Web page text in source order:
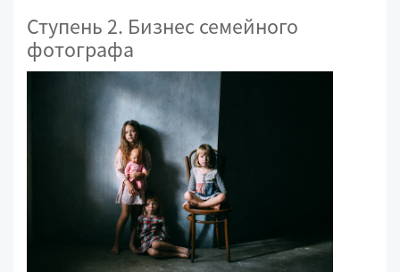
Ступень 2. Бизнес семейного
фотографа